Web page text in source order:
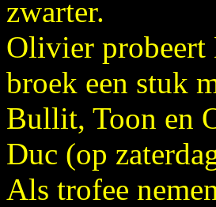
zwarter.
Olivier probeert
broek een stuk
Bullit, Toon en
Duc (op
Als trofee